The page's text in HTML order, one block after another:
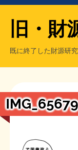
もっと知りたい方へ
旧・財
既に終了した財源研
旧・財源研究室について